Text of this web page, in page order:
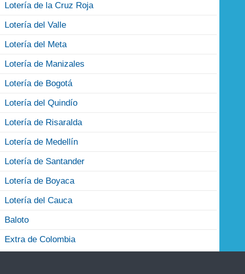
Lotería de la Cruz Roja
Lotería del Valle
Lotería del Meta
Lotería de Manizales
Lotería de Bogotá
Lotería del Quindío
Lotería de Risaralda
Lotería de Medellín
Lotería de Santander
Lotería de Boyaca
Lotería del Cauca
Baloto
Extra de Colombia